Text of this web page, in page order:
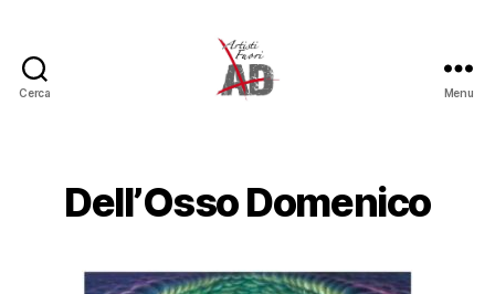
Cerca Menu
Dell’Osso Domenico